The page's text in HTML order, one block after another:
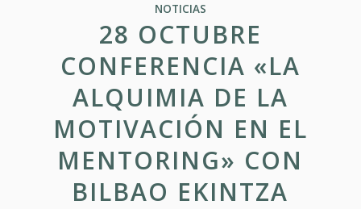
NOTICIAS
28 OCTUBRE
CONFERENCIA «LA
ALQUIMIA DE LA
MOTIVACIÓN EN EL
MENTORING» CON
BILBAO EKINTZA